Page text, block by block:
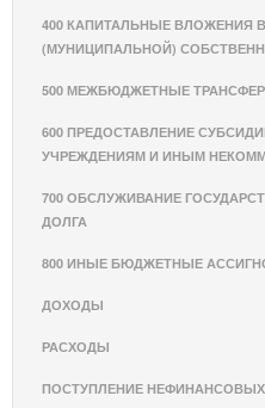
400 КАПИТАЛЬНЫЕ ВЛОЖЕНИЯ
(МУНИЦИПАЛЬНОЙ)
500 МЕЖБЮДЖЕТНЫЕ
600 ПРЕДОСТАВЛЕНИЕ
УЧРЕЖДЕНИЯМ И ИНЫМ
700 ОБСЛУЖИВАНИЕ
ДОЛГА
800 ИНЫЕ БЮДЖЕТНЫЕ
ДОХОДЫ
РАСХОДЫ
ПОСТУПЛЕНИЕ